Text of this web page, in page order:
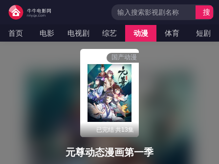
首页 电影 电视剧 综艺 动漫 体育 短剧
搜
国产动漫
已完结 共13集
元尊动态漫画第一季